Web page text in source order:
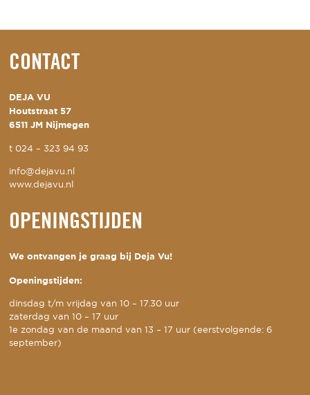
CONTACT
DEJA VU
Houtstraat 57
6511 JM Nijmegen
t024 – 323 94 93
info@dejavu.nl
www.dejavu.nl
OPENINGSTIJDEN
We ontvangen je graag bij Deja Vu!
Openingstijden:
dinsdag t/m vrijdag van 10 – 17.30 uur
zaterdag van 10 – 17 uur
1e zondag van de maand van 13 – 17 uur (eerstvolgende: 6
september)